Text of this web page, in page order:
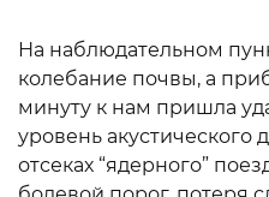
На наблюдательном
колебание почвы, а
минуту к нам пришла
уровень акустического
отсеках “ядерного”